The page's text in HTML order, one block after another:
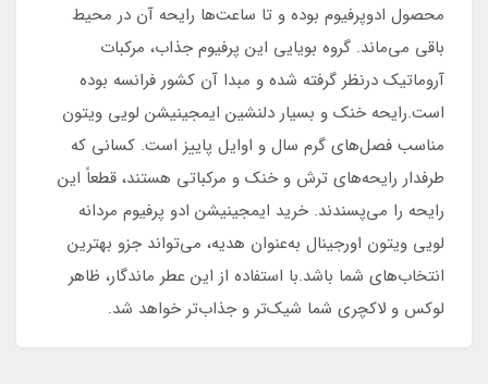
محصول ادوپرفیوم بوده و تا ساعت‌ها رایحه آن در محیط
باقی می‌ماند. گروه بویایی این پرفیوم جذاب، مرکبات
آروماتیک درنظر گرفته شده و مبدا آن کشور فرانسه بوده
است.رایحه خنک و بسیار دلنشین ایمجینیشن لویی ویتون
مناسب فصل‌های گرم سال و اوایل پاییز است. کسانی ‌که
طرفدار رایحه‌های ترش و خنک و مرکباتی هستند، قطعاً این
رایحه را می‌پسندند. خرید ایمجینیشن ادو پرفیوم مردانه
لویی ویتون اورجینال به‌عنوان هدیه، می‌تواند جزو بهترین
انتخاب‌های شما باشد.با استفاده از این عطر ماندگار، ظاهر
لوکس و لاکچری شما شیک‌تر و جذاب‌تر خواهد شد.